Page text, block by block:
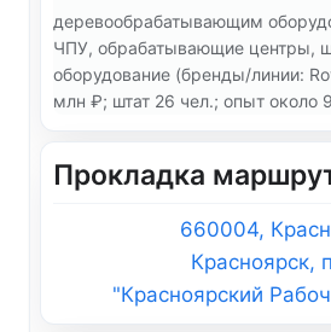
деревообрабатывающим
ЧПУ, обрабатывающие центры,
оборудование (бренды/линии:
млн ₽; штат 26 чел.; опыт около
Прокладка
660004,
Красноярск,
"Красноярский